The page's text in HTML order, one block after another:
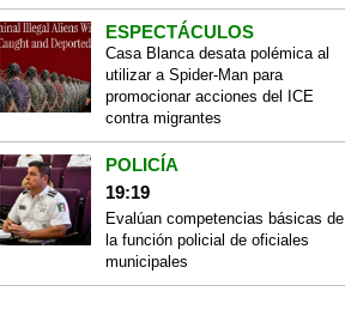
ESPECTÁCULOS
Casa Blanca desata polémica al
utilizar a Spider-Man para
promocionar acciones del ICE
contra migrantes
POLICÍA
19:19
Evalúan competencias básicas de
la función policial de oficiales
municipales